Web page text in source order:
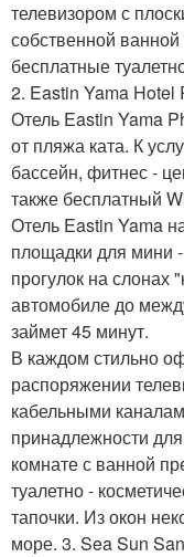
телевизором с
собственной
бесплатные
2. Eastin Yama Hotel
Отель Eastin Yama
от пляжа ката. К
бассейн, фитнес -
также бесплатный
Отель Eastin Yama
площадки для мини
прогулок на слонах
автомобиле до
займет 45 минут.
В каждом стильно
распоряжении
кабельными
принадлежности
комнате с ванной
туалетно -
тапочки. Из окон
море. 3. Sea Sun